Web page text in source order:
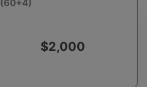
(60+4)
$2,000